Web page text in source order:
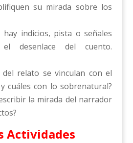
su mirada sobre los
indicios, pista o señales
desenlace del cuento.
del relato se vinculan con el
cuáles con lo sobrenatural?
la mirada del narrador
Actividades